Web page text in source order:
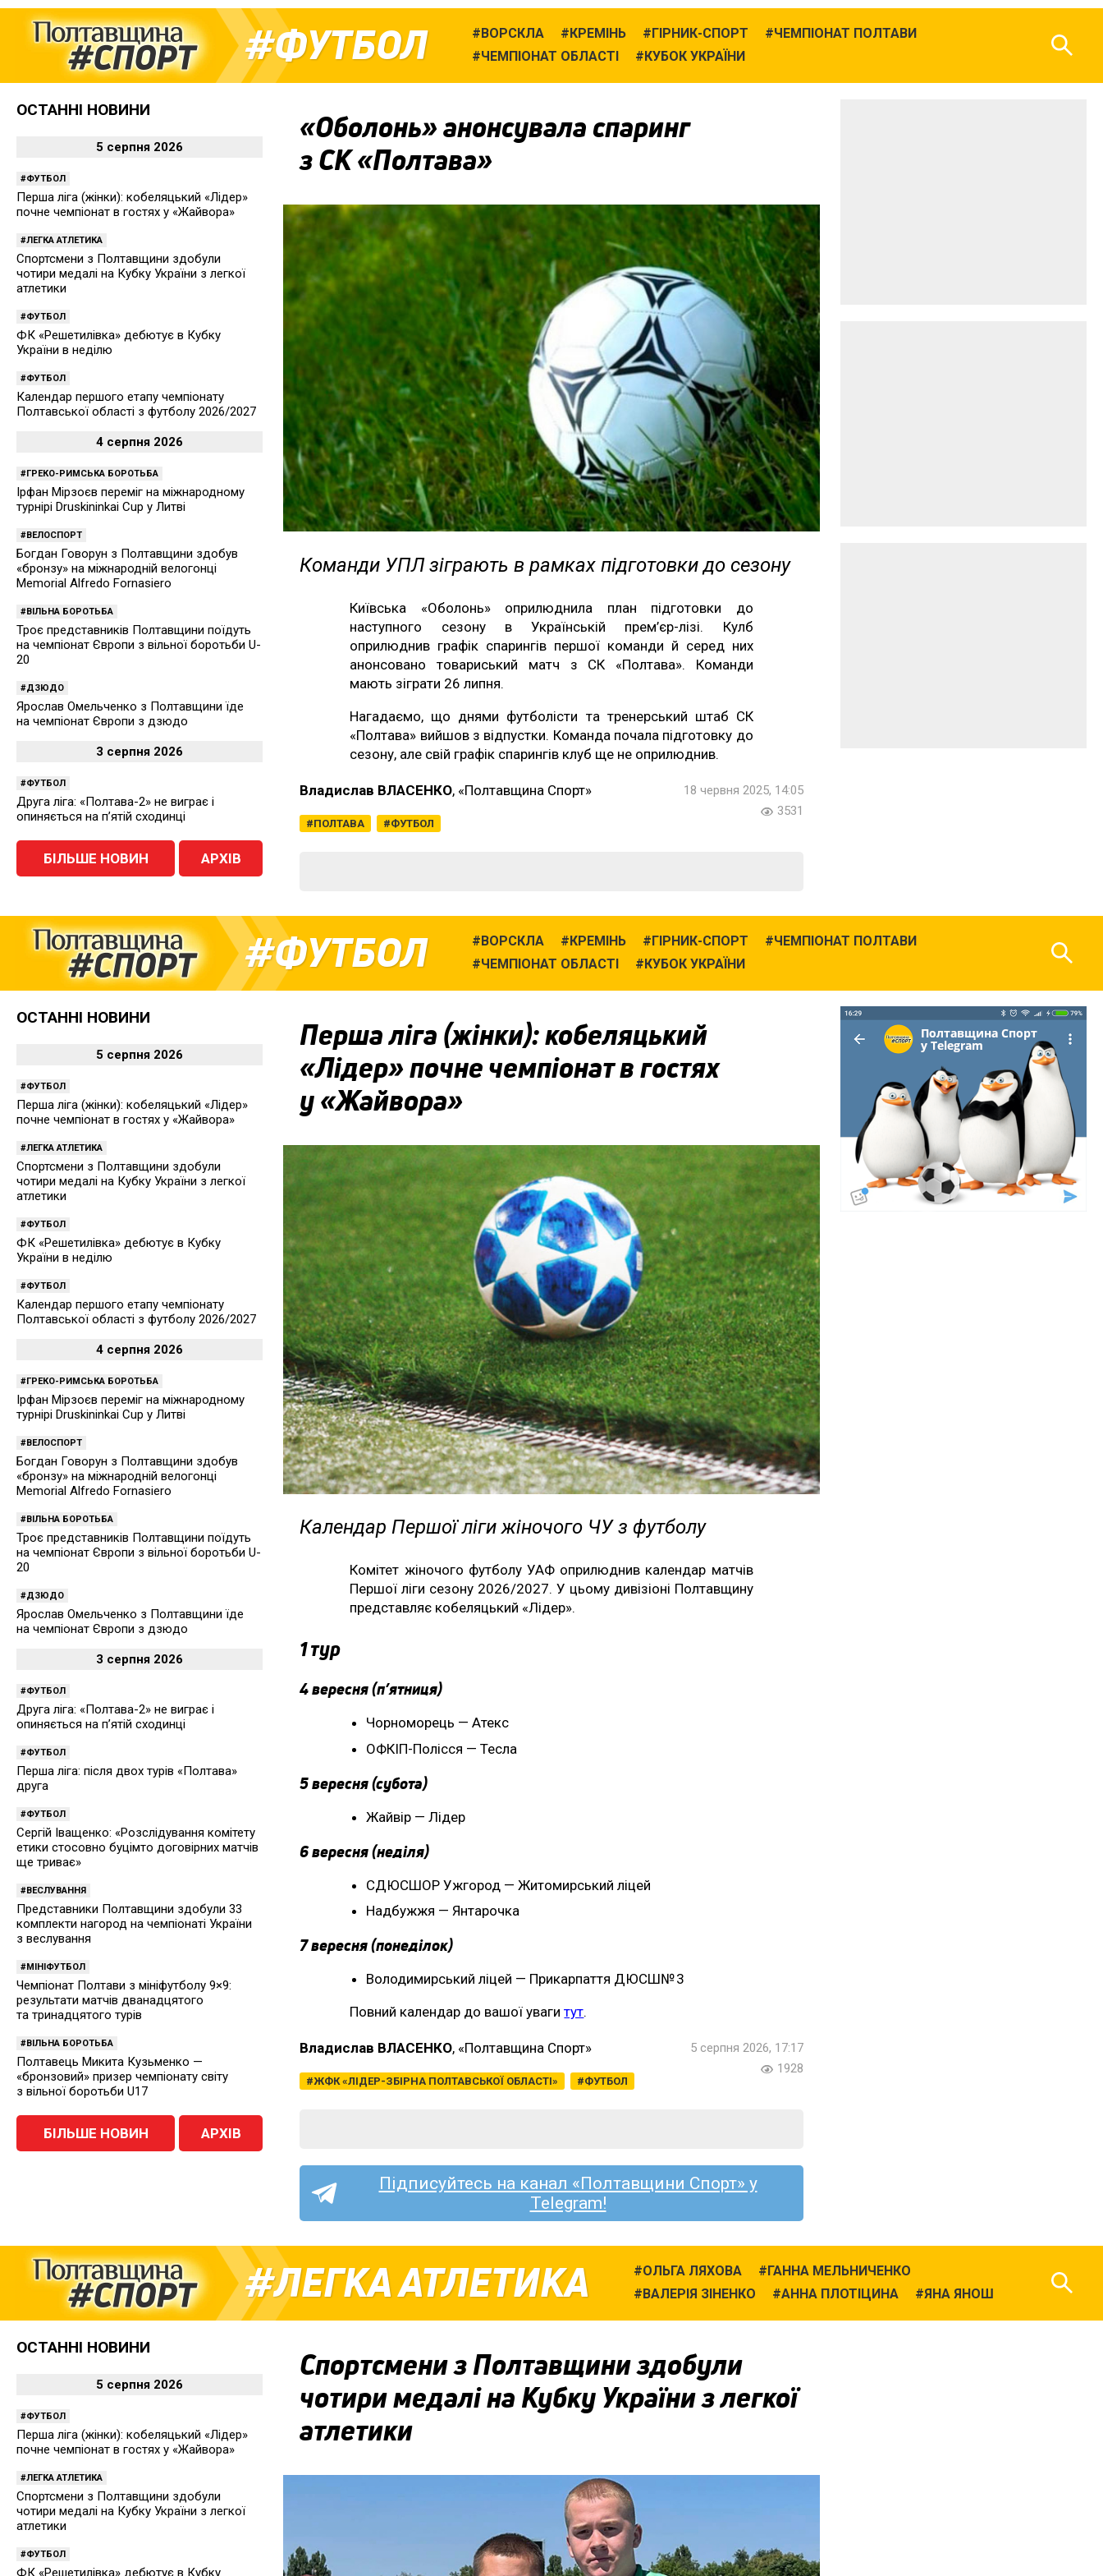
ФУТБОЛ ВОРСКЛА КРЕМІНЬ ГІРНИК-СПОРТ
ЧЕМПІОНАТ ПОЛТАВИ
ЧЕМПІОНАТ ОБЛАСТІ
КУБОК УКРАЇНИ
«Оболонь» анонсувала спаринг
з СК «Полтава»
Команди УПЛ зіграють в рамках підготовки до сезону
Київська «Оболонь» оприлюднила план підготовки до
наступного сезону в Українській прем’єр-лізі. Кулб
оприлюднив графік спарингів першої команди й серед них
анонсовано товариський матч з СК «Полтава». Команди
мають зіграти 26 липня.
Нагадаємо, що днями футболісти та тренерський штаб СК
«Полтава» вийшов з відпустки. Команда почала підготовку до
сезону, але свій графік спарингів клуб ще не оприлюднив.
Владислав ВЛАСЕНКО, «Полтавщина Спорт»
ПОЛТАВА ФУТБОЛ
18 червня 2025, 14:05
3531
ОСТАННІ НОВИНИ
5 серпня 2026
ФУТБОЛ
Перша ліга (жінки): кобеляцький «Лідер»
почне чемпіонат в гостях у «Жайвора»
ЛЕГКА АТЛЕТИКА
Спортсмени з Полтавщини здобули
чотири медалі на Кубку України з легкої
атлетики
ФУТБОЛ
ФК «Решетилівка» дебютує в Кубку
України в неділю
ФУТБОЛ
Календар першого етапу чемпіонату
Полтавської області з футболу 2026/2027
4 серпня 2026
ГРЕКО-РИМСЬКА БОРОТЬБА
Ірфан Мірзоєв переміг на міжнародному
турнірі Druskininkai Cup у Литві
ВЕЛОСПОРТ
Богдан Говорун з Полтавщини здобув
«бронзу» на міжнародній велогонці
Memorial Alfredo Fornasiero
ВІЛЬНА БОРОТЬБА
Троє представників Полтавщини поїдуть
на чемпіонат Європи з вільної боротьби U-
20
ДЗЮДО
Ярослав Омельченко з Полтавщини їде
на чемпіонат Європи з дзюдо
3 серпня 2026
ФУТБОЛ
Друга ліга: «Полтава-2» не виграє і
опиняється на п’ятій сходинці
БІЛЬШЕ НОВИН АРХІВ
ФУТБОЛ ВОРСКЛА КРЕМІНЬ ГІРНИК-СПОРТ
ЧЕМПІОНАТ ПОЛТАВИ
ЧЕМПІОНАТ ОБЛАСТІ
КУБОК УКРАЇНИ
Перша ліга (жінки): кобеляцький
«Лідер» почне чемпіонат в гостях
у «Жайвора»
Календар Першої ліги жіночого ЧУ з футболу
Комітет жіночого футболу УАФ оприлюднив календар матчів
Першої ліги сезону 2026/2027. У цьому дивізіоні Полтавщину
представляє кобеляцький «Лідер».
1 тур
4 вересня (п’ятниця)
Чорноморець — Атекс
ОФКІП-Полісся — Тесла
5 вересня (субота)
Жайвір — Лідер
6 вересня (неділя)
СДЮСШОР Ужгород — Житомирський ліцей
Надбужжя — Янтарочка
7 вересня (понеділок)
Володимирський ліцей — Прикарпаття ДЮСШ№ 3
Повний календар до вашої увагитут.
Владислав ВЛАСЕНКО, «Полтавщина Спорт»
ЖФК «ЛІДЕР-ЗБІРНА ПОЛТАВСЬКОЇ ОБЛАСТІ» ФУТБОЛ
5 серпня 2026, 17:17
1928
Підписуйтесь на канал «Полтавщини Спорт» у
Telegram!
ОСТАННІ НОВИНИ
5 серпня 2026
ФУТБОЛ
Перша ліга (жінки): кобеляцький «Лідер»
почне чемпіонат в гостях у «Жайвора»
ЛЕГКА АТЛЕТИКА
Спортсмени з Полтавщини здобули
чотири медалі на Кубку України з легкої
атлетики
ФУТБОЛ
ФК «Решетилівка» дебютує в Кубку
України в неділю
ФУТБОЛ
Календар першого етапу чемпіонату
Полтавської області з футболу 2026/2027
4 серпня 2026
ГРЕКО-РИМСЬКА БОРОТЬБА
Ірфан Мірзоєв переміг на міжнародному
турнірі Druskininkai Cup у Литві
ВЕЛОСПОРТ
Богдан Говорун з Полтавщини здобув
«бронзу» на міжнародній велогонці
Memorial Alfredo Fornasiero
ВІЛЬНА БОРОТЬБА
Троє представників Полтавщини поїдуть
на чемпіонат Європи з вільної боротьби U-
20
ДЗЮДО
Ярослав Омельченко з Полтавщини їде
на чемпіонат Європи з дзюдо
3 серпня 2026
ФУТБОЛ
Друга ліга: «Полтава-2» не виграє і
опиняється на п’ятій сходинці
ФУТБОЛ
Перша ліга: після двох турів «Полтава»
друга
ФУТБОЛ
Сергій Іващенко: «Розслідування комітету
етики стосовно буцімто договірних матчів
ще триває»
ВЕСЛУВАННЯ
Представники Полтавщини здобули 33
комплекти нагород на чемпіонаті України
з веслування
МІНІФУТБОЛ
Чемпіонат Полтави з мініфутболу 9×9:
результати матчів дванадцятого
та тринадцятого турів
ВІЛЬНА БОРОТЬБА
Полтавець Микита Кузьменко —
«бронзовий» призер чемпіонату світу
з вільної боротьби U17
БІЛЬШЕ НОВИН АРХІВ
ЛЕГКА АТЛЕТИКА ОЛЬГА ЛЯХОВА
ГАННА МЕЛЬНИЧЕНКО
ВАЛЕРІЯ ЗІНЕНКО
АННА ПЛОТІЦИНА ЯНА ЯНОШ
Спортсмени з Полтавщини здобули
чотири медалі на Кубку України з легкої
атлетики
ОСТАННІ НОВИНИ
5 серпня 2026
ФУТБОЛ
Перша ліга (жінки): кобеляцький «Лідер»
почне чемпіонат в гостях у «Жайвора»
ЛЕГКА АТЛЕТИКА
Спортсмени з Полтавщини здобули
чотири медалі на Кубку України з легкої
атлетики
ФУТБОЛ
ФК «Решетилівка» дебютує в Кубку